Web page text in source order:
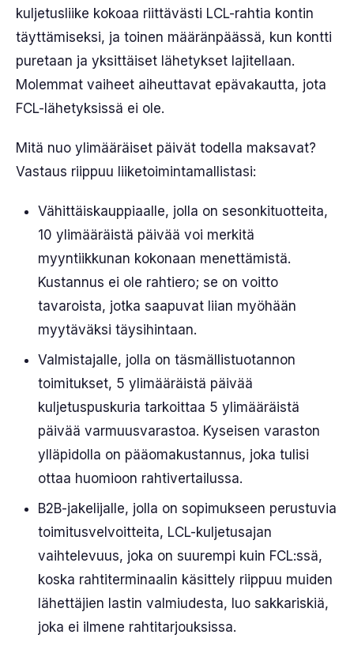
kuljetusliike kokoaa riittävästi LCL-rahtia kontin
täyttämiseksi, ja toinen määränpäässä, kun kontti
puretaan ja yksittäiset lähetykset lajitellaan.
Molemmat vaiheet aiheuttavat epävakautta, jota
FCL-lähetyksissä ei ole.
Mitä nuo ylimääräiset päivät todella maksavat?
Vastaus riippuu liiketoimintamallistasi:
Vähittäiskauppiaalle, jolla on sesonkituotteita,
10 ylimääräistä päivää voi merkitä
myyntiikkunan kokonaan menettämistä.
Kustannus ei ole rahtiero; se on voitto
tavaroista, jotka saapuvat liian myöhään
myytäväksi täysihintaan.
Valmistajalle, jolla on täsmällistuotannon
toimitukset, 5 ylimääräistä päivää
kuljetuspuskuria tarkoittaa 5 ylimääräistä
päivää varmuusvarastoa. Kyseisen varaston
ylläpidolla on pääomakustannus, joka tulisi
ottaa huomioon rahtivertailussa.
B2B-jakelijalle, jolla on sopimukseen perustuvia
toimitusvelvoitteita, LCL-kuljetusajan
vaihtelevuus, joka on suurempi kuin FCL:ssä,
koska rahtiterminaalin käsittely riippuu muiden
lähettäjien lastin valmiudesta, luo sakkariskiä,
joka ei ilmene rahtitarjouksissa.